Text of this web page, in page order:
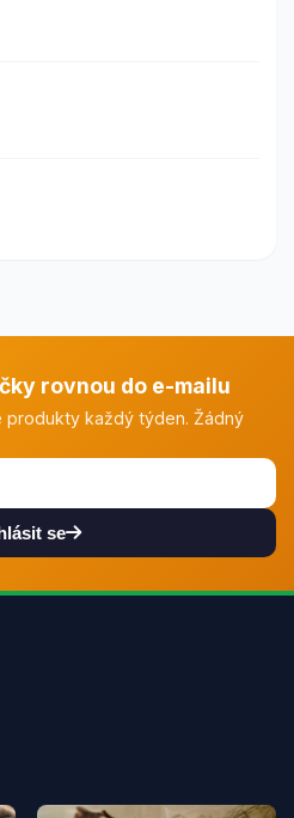
rovnou do e-mailu
produkty každý týden. Žádný
se